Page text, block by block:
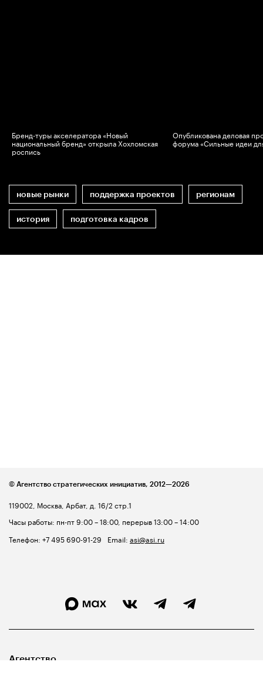
Бренд-туры акселератора «Новый
национальный бренд» открыла Хохломская
роспись
Опубликована деловая
форума «Сильные идеи
новые рынки поддержка проектов регионам
история подготовка кадров
119002, Москва, Арбат, д. 16/2 стр.1
Часы работы: пн-пт 9:00 – 18:00, перерыв 13:00 – 14:00
Телефон: +7 495 690-91-29 Email: asi@asi.ru
© Агентство стратегических инициатив, 2012—2026
Агентство